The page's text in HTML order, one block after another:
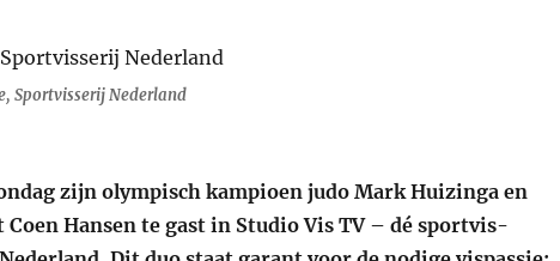
Sportvisserij Nederland
zijn olympisch kampioen judo Mark Huizinga en
Coen Hansen te gast in Studio Vis TV – dé sportvis-